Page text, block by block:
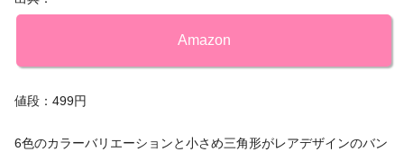
Amazon
値段：499円
6色のカラーバリエーションと小さめ三角形がレアデザインのバン